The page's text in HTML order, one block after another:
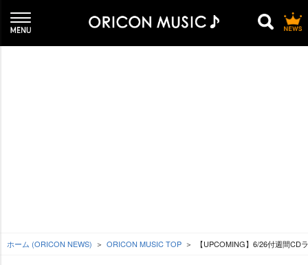
ホーム (ORICON NEWS) ORICON MUSIC TOP 【UPCOMING】6/26付週間CD